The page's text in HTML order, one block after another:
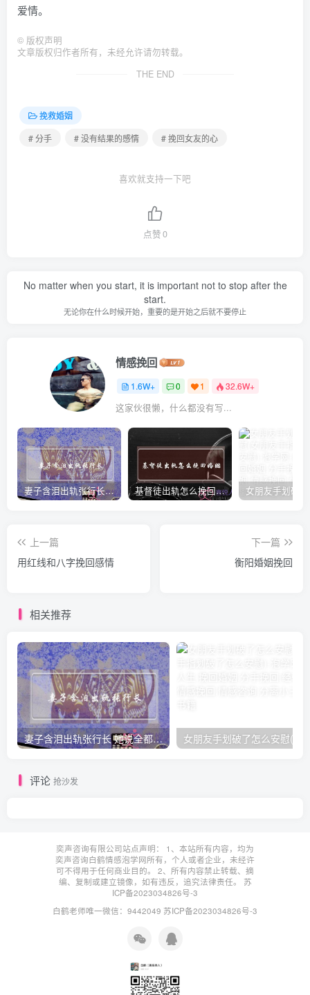
爱情。
© 版权声明
文章版权归作者所有，未经允许请勿转载。
THE END
挽救婚姻
# 分手
# 没有结果的感情 # 挽回女友的心
喜欢就支持一下吧
点赞0
No matter when you start, it is important not to stop after the
start.
无论你在什么时候开始，重要的是开始之后就不要停止
情感挽回
1.6W+ 0 1 32.6W+
这家伙很懒，什么都没有写...
妻子含泪出轨张行长 她说全都是因为家中 基督徒出轨怎么挽回婚姻(基督徒面对出轨婚姻)
上一篇
用红线和八字挽回感情
下一篇
衡阳婚姻挽回
相关推荐
妻子含泪出轨张行长 她说全都是因为家中
评论 抢沙发
奕声咨询有限公司站点声明： 1、本站所有内容，均为
奕声咨询白鹤情感泡学网所有，个人或者企业，未经许
可不得用于任何商业目的。 2、所有内容禁止转载、摘
编、复制或建立镜像，如有违反，追究法律责任。 苏
ICP备2023034826号-3
白鹤老师唯一微信：9442049 苏ICP备2023034826号-3